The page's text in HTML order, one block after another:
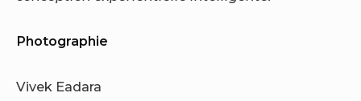
Photographie
Vivek Eadara